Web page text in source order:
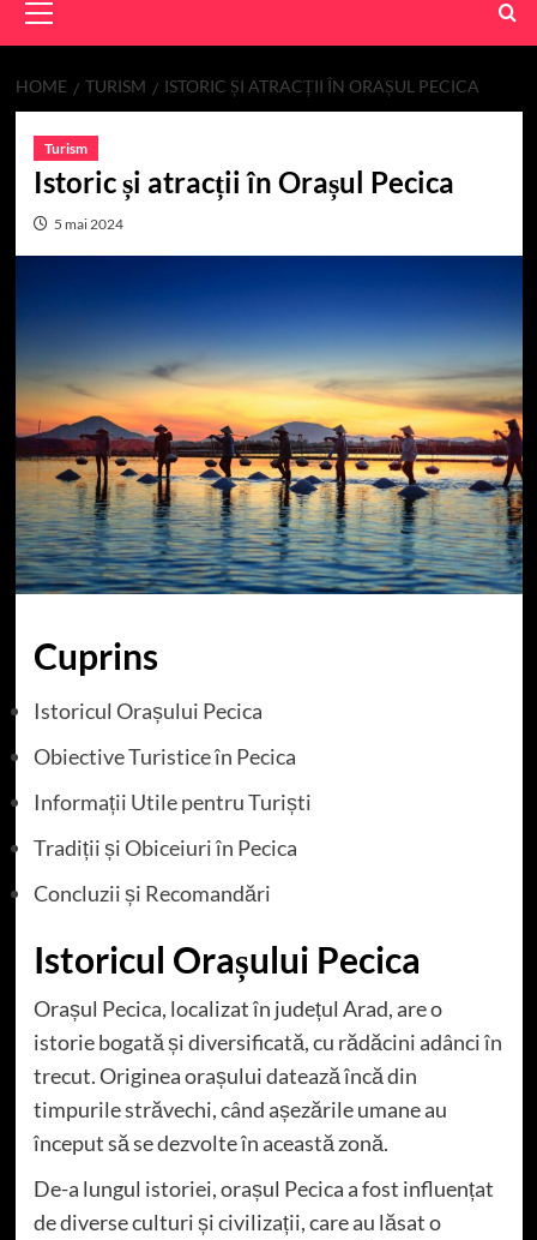
Menu
HOME TURISM ISTORIC ȘI ATRACȚII ÎN ORAȘUL PECICA
Turism
Istoric și atracții în Orașul Pecica
5 mai 2024
Cuprins
Istoricul Orașului Pecica
Obiective Turistice în Pecica
Informații Utile pentru Turiști
Tradiții și Obiceiuri în Pecica
Concluzii și Recomandări
Istoricul Orașului Pecica
Orașul Pecica, localizat în județul Arad, are o
istorie bogată și diversificată, cu rădăcini adânci în
trecut. Originea orașului datează încă din
timpurile străvechi, când așezările umane au
început să se dezvolte în această zonă.
De-a lungul istoriei, orașul Pecica a fost influențat
de diverse culturi și civilizații, care au lăsat o